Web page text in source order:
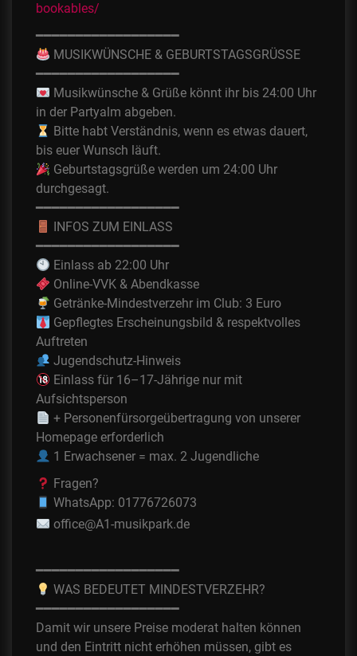
bookables/
━━━━━━━━━━━━━━━━━━
MUSIKWÜNSCHE & GEBURTSTAGSGRÜSSE
━━━━━━━━━━━━━━━━━━
Musikwünsche & Grüße könnt ihr bis 24:00 Uhr
in der Partyalm abgeben.
Bitte habt Verständnis, wenn es etwas dauert,
bis euer Wunsch läuft.
Geburtstagsgrüße werden um 24:00 Uhr
durchgesagt.
━━━━━━━━━━━━━━━━━━
INFOS ZUM EINLASS
━━━━━━━━━━━━━━━━━━
Einlass ab 22:00 Uhr
Online-VVK & Abendkasse
Getränke-Mindestverzehr im Club: 3 Euro
Gepflegtes Erscheinungsbild & respektvolles
Auftreten
Jugendschutz-Hinweis
Einlass für 16–17-Jährige nur mit
Aufsichtsperson
+ Personenfürsorgeübertragung von unserer
Homepage erforderlich
1 Erwachsener = max. 2 Jugendliche
Fragen?
WhatsApp: 01776726073
office@A1-musikpark.de
━━━━━━━━━━━━━━━━━━
WAS BEDEUTET MINDESTVERZEHR?
━━━━━━━━━━━━━━━━━━
Damit wir unsere Preise moderat halten können
und den Eintritt nicht erhöhen müssen, gibt es